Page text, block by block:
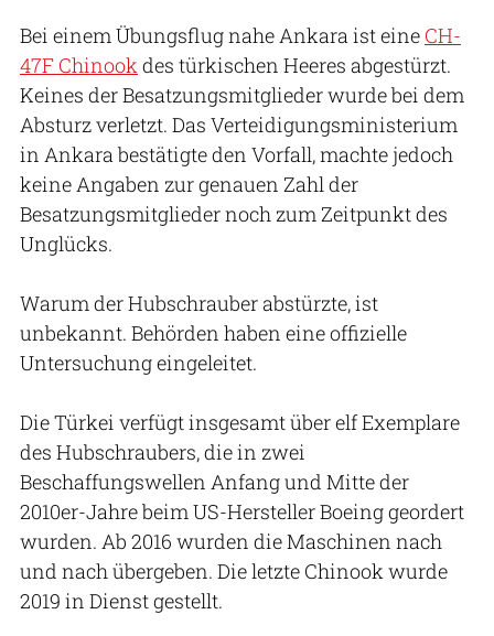
Bei einem Übungsflug nahe Ankara ist eine CH-
47F Chinook des türkischen Heeres abgestürzt.
Keines der Besatzungsmitglieder wurde bei dem
Absturz verletzt. Das Verteidigungsministerium
in Ankara bestätigte den Vorfall, machte jedoch
keine Angaben zur genauen Zahl der
Besatzungsmitglieder noch zum Zeitpunkt des
Unglücks.
Warum der Hubschrauber abstürzte, ist
unbekannt. Behörden haben eine offizielle
Untersuchung eingeleitet.
Die Türkei verfügt insgesamt über elf Exemplare
des Hubschraubers, die in zwei
Beschaffungswellen Anfang und Mitte der
2010er-Jahre beim US-Hersteller Boeing geordert
wurden. Ab 2016 wurden die Maschinen nach
und nach übergeben. Die letzte Chinook wurde
2019 in Dienst gestellt.